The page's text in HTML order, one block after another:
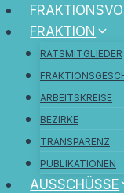
FRAKTION
RATSMITGLIEDER
ARBEITSKREISE
BEZIRKE
TRANSPARENZ
PUBLIKATIONEN
AUSSCHÜSSE